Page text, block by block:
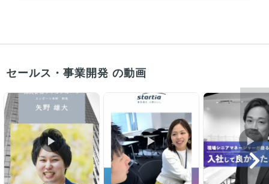
セールス・事業開発 の動画
▶︎ ▶︎ ▶︎